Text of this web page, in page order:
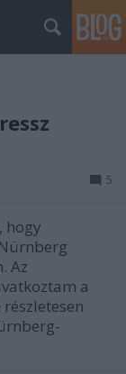
5
hogy
Az
a